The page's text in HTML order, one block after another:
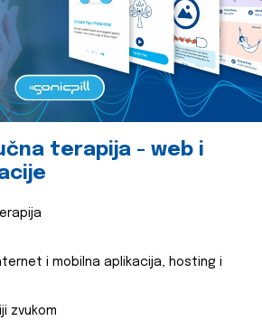
terapija - web i
i mobilna aplikacija, hosting i
zvukom